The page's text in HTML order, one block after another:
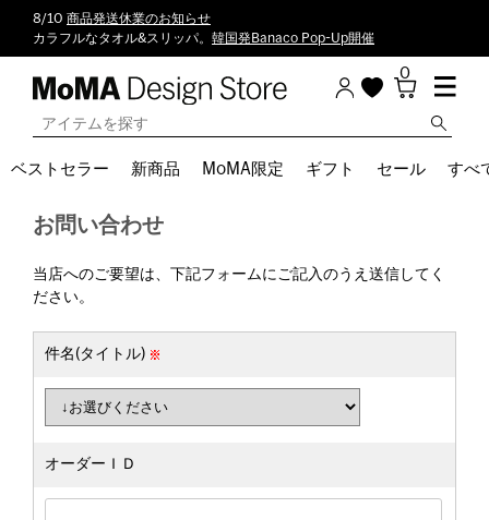
8/10 商品発送休業のお知らせ
カラフルなタオル&スリッパ。 韓国発Banaco Pop-Up開催
0
ベストセラー 新商品 MoMA限定 ギフト セール すべ
お問い合わせ
当店へのご要望は、下記フォームにご記入のうえ送信してく
ださい。
件名(タイトル)
オーダーＩＤ